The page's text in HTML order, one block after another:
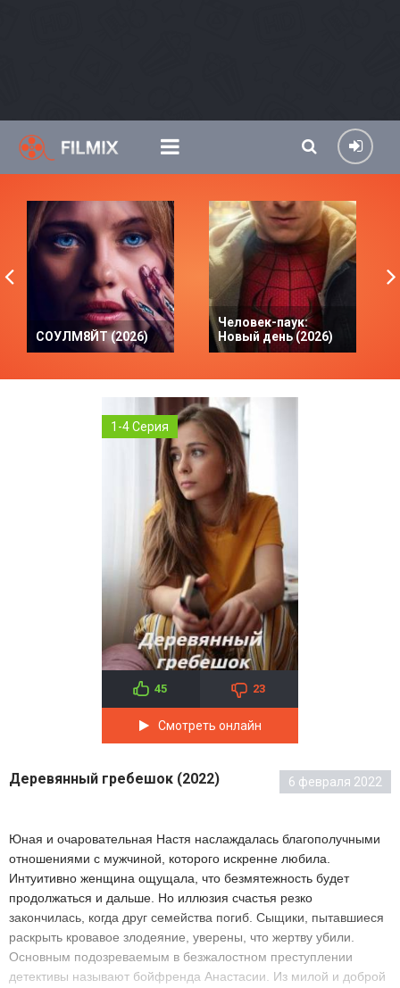
СОУЛМ8ЙТ (2026)
Человек-паук:
Новый день (2026)
1-4 Серия
45 23
Смотреть онлайн
Деревянный гребешок (2022) 6 февраля 2022
Юная и очаровательная Настя наслаждалась благополучными
отношениями с мужчиной, которого искренне любила.
Интуитивно женщина ощущала, что безмятежность будет
продолжаться и дальше. Но иллюзия счастья резко
закончилась, когда друг семейства погиб. Сыщики, пытавшиеся
раскрыть кровавое злодеяние, уверены, что жертву убили.
Основным подозреваемым в безжалостном преступлении
детективы называют бойфренда Анастасии. Из милой и доброй